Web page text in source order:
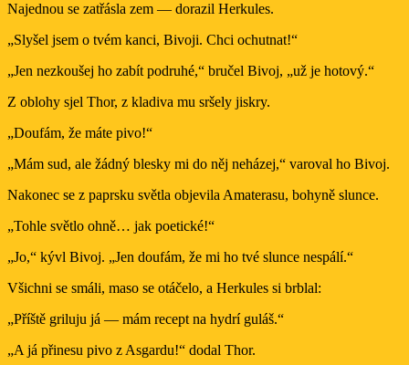
Najednou se zatřásla zem — dorazil Herkules.
„Slyšel jsem o tvém kanci, Bivoji. Chci ochutnat!“
„Jen nezkoušej ho zabít podruhé,“ bručel Bivoj, „už je hotový.“
Z oblohy sjel Thor, z kladiva mu sršely jiskry.
„Doufám, že máte pivo!“
„Mám sud, ale žádný blesky mi do něj neházej,“ varoval ho Bivoj.
Nakonec se z paprsku světla objevila Amaterasu, bohyně slunce.
„Tohle světlo ohně… jak poetické!“
„Jo,“ kývl Bivoj. „Jen doufám, že mi ho tvé slunce nespálí.“
Všichni se smáli, maso se otáčelo, a Herkules si brblal:
„Příště griluju já — mám recept na hydrí guláš.“
„A já přinesu pivo z Asgardu!“ dodal Thor.